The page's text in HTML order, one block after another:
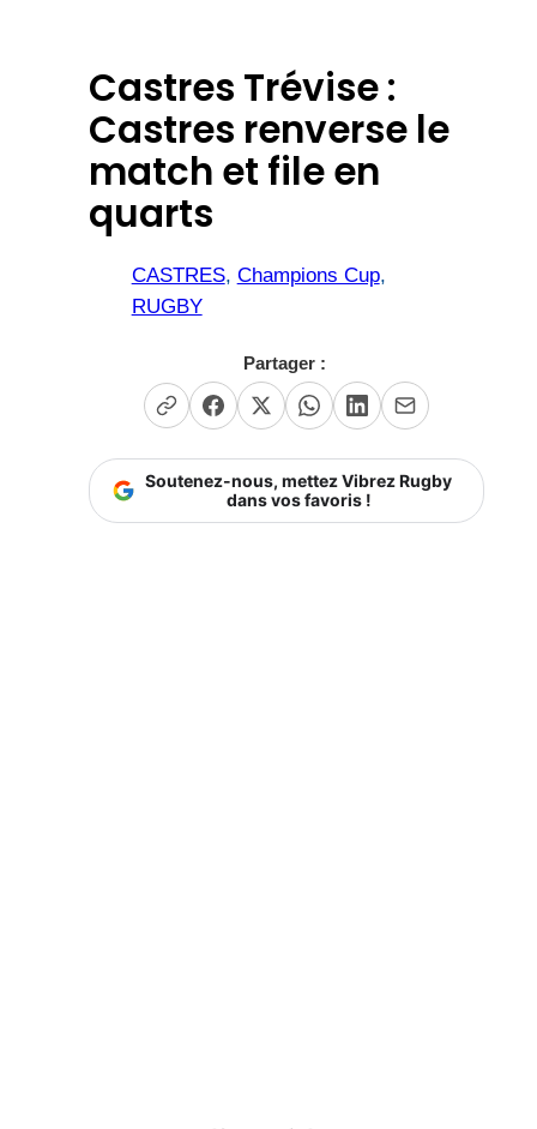
Castres Trévise :
Castres renverse le
match et file en
quarts
CASTRES, Champions Cup
RUGBY
Partager :
Soutenez-nous, mettez Vibrez Rugby
dans vos favoris !